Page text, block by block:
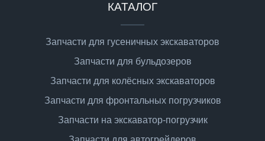
КАТАЛОГ
Запчасти для гусеничных экскаваторов
Запчасти для бульдозеров
Запчасти для колёсных экскаваторов
Запчасти для фронтальных погрузчиков
Запчасти на экскаватор-погрузчик